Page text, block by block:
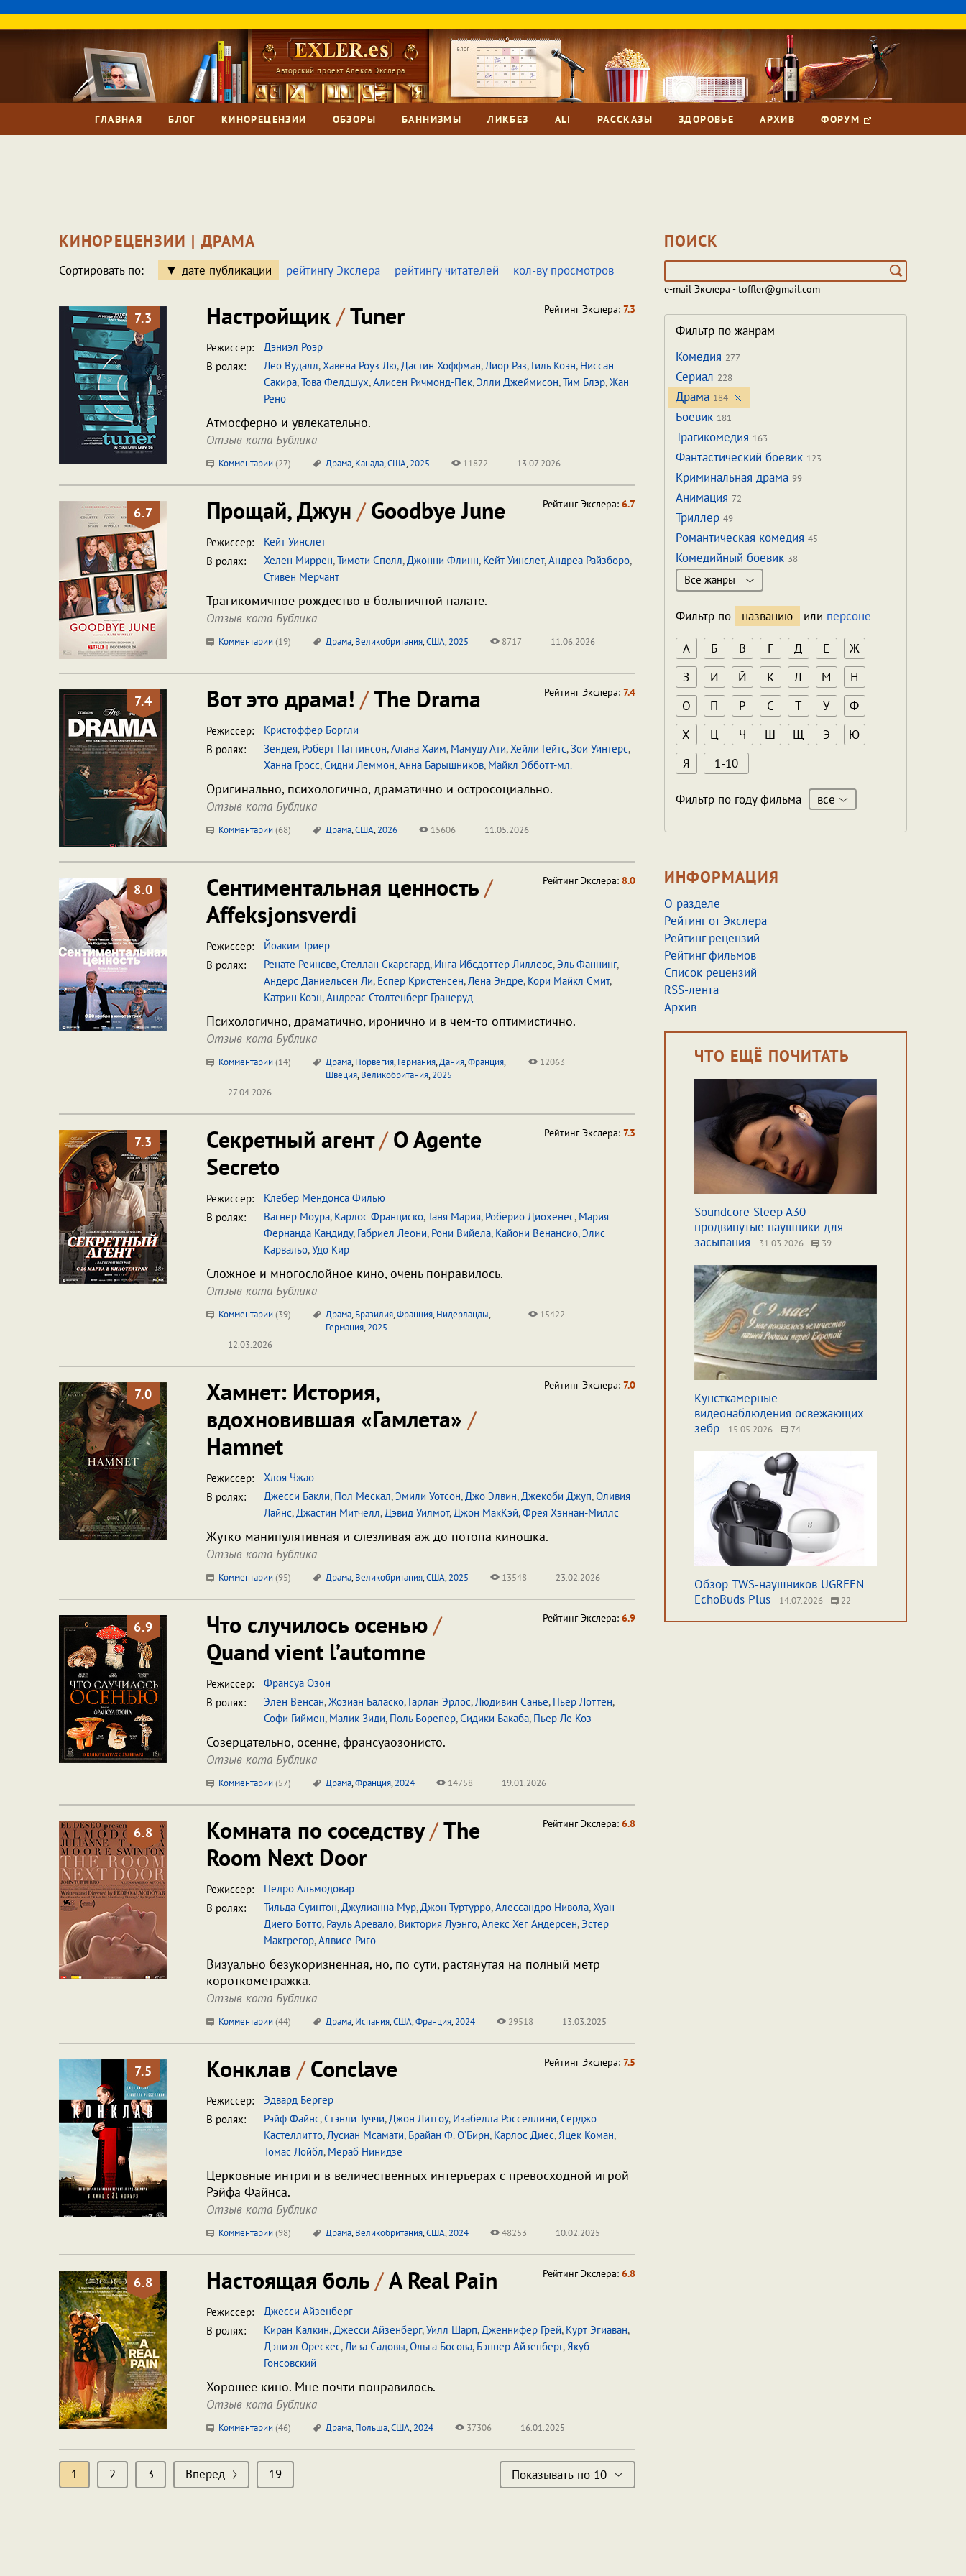
Авторский проект Алекса Экслера
ГЛАВНАЯ БЛОГ КИНОРЕЦЕНЗИИ ОБЗОРЫ БАННИЗМЫ ЛИКБЕЗ ALI РАССКАЗЫ ЗДОРОВЬЕ АРХИВ ФОРУМ
КИНОРЕЦЕНЗИИ | ДРАМА
Сортировать по: дате публикации рейтингу Экслера рейтингу читателей кол-ву просмотров
7.3 Настройщик/Tuner Рейтинг Экслера: 7.3
Режиссер:
Дэниэл Роэр
В ролях:
Лео Вудалл,Хавена Роуз Лю,Дастин Хоффман,Лиор Раз, Гиль Коэн, Ниссан
Сакира,Това Фелдшух,Алисен Ричмонд-Пек,Элли Джеймисон,Тим Блэр,Жан
Рено
Атмосферно и увлекательно.
Отзыв кота Бублика
Комментарии (27) Драма,Канада,США,2025 11872 13.07.2026
6.7 Прощай, Джун /Goodbye June Рейтинг Экслера: 6.7
Режиссер:
Кейт Уинслет
В ролях:
Хелен Миррен,Тимоти Сполл,Джонни Флинн, Кейт Уинслет,Андреа Райзборо,
Стивен Мерчант
Трагикомичное рождество в больничной палате.
Отзыв кота Бублика
Комментарии (19) Драма,Великобритания,США,2025 8717 11.06.2026
7.4 Вот это драма! /The Drama Рейтинг Экслера: 7.4
Режиссер:
Кристоффер Боргли
В ролях:
Зендея, Роберт Паттинсон,Алана Хаим, Мамуду Ати,Хейли Гейтс,Зои Уинтерс,
Ханна Гросс,Сидни Леммон,Анна Барышников, Майкл Эбботт-мл.
Оригинально, психологично, драматично и остросоциально.
Отзыв кота Бублика
Комментарии (68) Драма,США,2026 15606 11.05.2026
8.0 Сентиментальная ценность/
Affeksjonsverdi
Рейтинг Экслера: 8.0
Режиссер:
Йоаким Триер
В ролях:
Ренате Реинсве,Стеллан Скарсгард, Инга Ибсдоттер Лиллеос,Эль Фаннинг,
Андерс Даниельсен Ли, Еспер Кристенсен,Лена Эндре, Кори Майкл Смит,
Катрин Коэн,Андреас Столтенберг Гранеруд
Психологично, драматично, иронично и в чем-то оптимистично.
Отзыв кота Бублика
Комментарии (14) Драма,Норвегия,Германия,Дания,Франция,
Швеция,Великобритания,2025
12063
27.04.2026
7.3 Секретный агент/O Agente
Secreto
Рейтинг Экслера: 7.3
Режиссер:
Клебер Мендонса Филью
В ролях:
Вагнер Моура, Карлос Франциско,Таня Мария, Роберио Диохенес, Мария
Фернанда Кандиду, Габриел Леони, Рони Вийела, Кайони Венансио,Элис
Карвальо,Удо Кир
Сложное и многослойное кино, очень понравилось.
Отзыв кота Бублика
Комментарии (39) Драма,Бразилия,Франция,Нидерланды,
Германия,2025
15422
12.03.2026
7.0
Хамнет: История,
вдохновившая «Гамлета» /
Hamnet
Рейтинг Экслера: 7.0
Режиссер:
Хлоя Чжао
В ролях:
Джесси Бакли, Пол Мескал,Эмили Уотсон,Джо Элвин,Джекоби Джуп,Оливия
Лайнс,Джастин Митчелл,Дэвид Уилмот,Джон МакКэй,Фрея Хэннан-Миллс
Жутко манипулятивная и слезливая аж до потопа киношка.
Отзыв кота Бублика
Комментарии (95) Драма,Великобритания,США,2025 13548 23.02.2026
6.9 Что случилось осенью/
Quand vient l’automne
Рейтинг Экслера: 6.9
Режиссер:
Франсуа Озон
В ролях:
Элен Венсан,Жозиан Баласко, Гарлан Эрлос,Людивин Санье, Пьер Лоттен,
Софи Гиймен, Малик Зиди, Поль Борепер,Сидики Бакаба, Пьер Ле Коз
Созерцательно, осенне, франсуаозонисто.
Отзыв кота Бублика
Комментарии (57) Драма,Франция,2024 14758 19.01.2026
6.8 Комната по соседству/The
Room Next Door
Рейтинг Экслера: 6.8
Режиссер:
Педро Альмодовар
В ролях:
Тильда Суинтон,Джулианна Мур,Джон Туртурро,Алессандро Нивола,Хуан
Диего Ботто, Рауль Аревало, Виктория Луэнго,Алекс Хег Андерсен,Эстер
Макгрегор,Алвисе Риго
Визуально безукоризненная, но, по сути, растянутая на полный метр
короткометражка.
Отзыв кота Бублика
Комментарии (44) Драма,Испания,США,Франция,2024 29518 13.03.2025
7.5 Конклав /Conclave Рейтинг Экслера: 7.5
Режиссер:
Эдвард Бергер
В ролях:
Рэйф Файнс,Стэнли Туччи,Джон Литгоу, Изабелла Росселлини,Серджо
Кастеллитто,Лусиан Мсамати, Брайан Ф. О’Бирн, Карлос Диес,Яцек Коман,
Томас Лойбл, Мераб Нинидзе
Церковные интриги в величественных интерьерах с превосходной игрой
Рэйфа Файнса.
Отзыв кота Бублика
Комментарии (98) Драма,Великобритания,США,2024 48253 10.02.2025
6.8 Настоящая боль/A Real Pain Рейтинг Экслера: 6.8
Режиссер:
Джесси Айзенберг
В ролях:
Киран Калкин,Джесси Айзенберг,Уилл Шарп,Дженнифер Грей, Курт Эгиаван,
Дэниэл Орескес,Лиза Садовы,Ольга Босова, Бэннер Айзенберг,Якуб
Гонсовский
Хорошее кино. Мне почти понравилось.
Отзыв кота Бублика
Комментарии (46) Драма,Польша,США,2024 37306 16.01.2025
1 2 3 Вперед 19 Показывать по 10
ПОИСК
e-mail Экслера - toffler@gmail.com
Фильтр по жанрам
Комедия 277
Сериал 228
Драма 184
Боевик 181
Трагикомедия 163
Фантастический боевик 123
Криминальная драма 99
Анимация 72
Триллер 49
Романтическая комедия 45
Комедийный боевик 38
Все жанры
Фильтр по названию или персоне
А Б В Г Д Е
Ж
З
И Й К Л М
Н
О
П Р С Т У
Ф
Х
Ц Ч Ш Щ Э
Ю
Я
1-10
Фильтр по году фильма все
ИНФОРМАЦИЯ
О разделе
Рейтинг от Экслера
Рейтинг рецензий
Рейтинг фильмов
Список рецензий
RSS-лента
Архив
ЧТО ЕЩЁ ПОЧИТАТЬ
Soundcore Sleep A30 -
продвинутые наушники для
засыпания
31.03.2026 39
Кунсткамерные
видеонаблюдения освежающих
зебр
15.05.2026 74
Обзор TWS-наушников UGREEN
EchoBuds Plus
14.07.2026 22